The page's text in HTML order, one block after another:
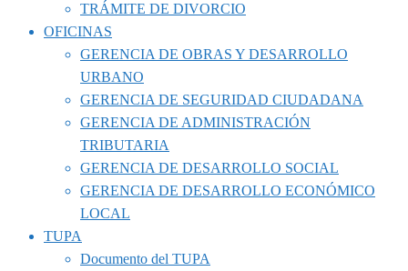
TRÁMITE DE DIVORCIO
OFICINAS
GERENCIA DE OBRAS Y DESARROLLO
URBANO
GERENCIA DE SEGURIDAD CIUDADANA
GERENCIA DE ADMINISTRACIÓN
TRIBUTARIA
GERENCIA DE DESARROLLO SOCIAL
GERENCIA DE DESARROLLO ECONÓMICO
LOCAL
TUPA
Documento del TUPA